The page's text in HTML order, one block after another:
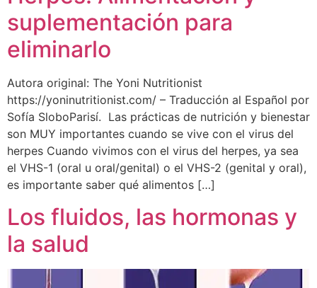
suplementación para
eliminarlo
Autora original: The Yoni Nutritionist
https://yoninutritionist.com/ – Traducción al Español por
Sofía SloboParisí. Las prácticas de nutrición y bienestar
son MUY importantes cuando se vive con el virus del
herpes Cuando vivimos con el virus del herpes, ya sea
el VHS-1 (oral u oral/genital) o el VHS-2 (genital y oral),
es importante saber qué alimentos […]
Los fluidos, las hormonas y
la salud